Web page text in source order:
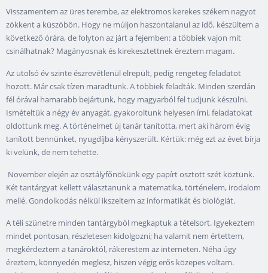
Visszamentem az üres terembe, az elektromos kerekes székem nagyot
zökkent a küszöbön. Hogy ne múljon haszontalanul az idő, készültem a
következő órára, de folyton az járt a fejemben: a többiek vajon mit
csinálhatnak? Magányosnak és kirekesztettnek éreztem magam.
Az utolsó év szinte észrevétlenül elrepült, pedig rengeteg feladatot
hozott. Már csak tízen maradtunk. A többiek feladták. Minden szerdán
fél órával hamarabb bejártunk, hogy magyarból fel tudjunk készülni.
Ismételtük a négy év anyagát, gyakoroltunk helyesen írni, feladatokat
oldottunk meg. A történelmet új tanár tanította, mert aki három évig
tanított bennünket, nyugdíjba kényszerült. Kértük: még ezt az évet bírja
ki velünk, de nem tehette.
November elején az osztályfőnökünk egy papírt osztott szét köztünk.
Két tantárgyat kellett választanunk a matematika, történelem, irodalom
mellé. Gondolkodás nélkül ikszeltem az informatikát és biológiát.
A téli szünetre minden tantárgyból megkaptuk a tételsort. Igyekeztem
mindet pontosan, részletesen kidolgozni; ha valamit nem értettem,
megkérdeztem a tanároktól, rákerestem az interneten. Néha úgy
éreztem, könnyedén meglesz, hiszen végig erős közepes voltam.